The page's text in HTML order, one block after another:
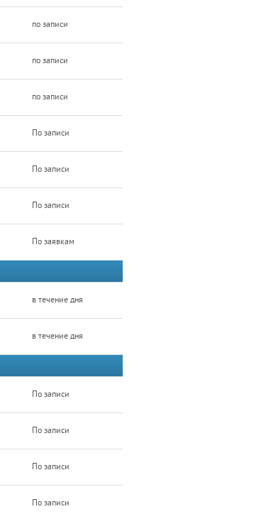
по записи
по записи
по записи
По записи
По записи
По записи
По заявкам
в течение дня
в течение дня
По записи
По записи
По записи
По записи